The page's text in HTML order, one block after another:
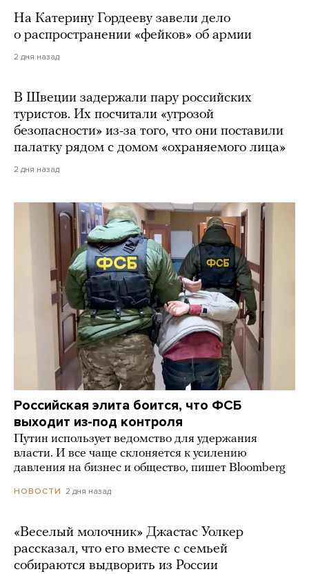
На Катерину Гордееву завели дело
о распространении «фейков» об армии
2 дня назад
В Швеции задержали пару российских
туристов. Их посчитали «угрозой
безопасности» из-за того, что они поставили
палатку рядом с домом «охраняемого лица»
2 дня назад
Российская элита боится, что ФСБ
выходит из-под контроля
Путин использует ведомство для удержания
власти. И все чаще склоняется к усилению
давления на бизнес и общество, пишет Bloomberg
НОВОСТИ 2 дня назад
«Веселый молочник» Джастас Уолкер
рассказал, что его вместе с семьей
собираются выдворить из России